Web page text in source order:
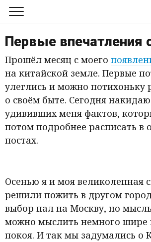
Блог
Канал в Телеграме
Первые впечатления
Прошёл месяц с моего
на китайской земле. Первые
улеглись и можно потихоньку
о своём быте. Сегодня
удививших меня фактов,
потом подробнее расписать в
постах.
Осенью я и моя великолепная
решили пожить в другом
выбор пал на Москву, но
можно мыслить немного шире
покоя. И так мы задумались о